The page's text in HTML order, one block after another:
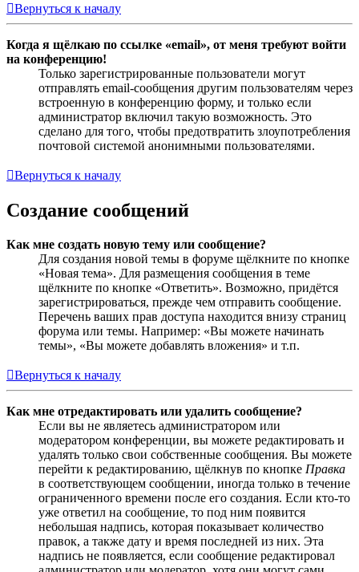
Вернуться к началу
Когда я щёлкаю по ссылке «email», от меня требуют войти
на конференцию!
Только зарегистрированные пользователи могут
отправлять email-сообщения другим пользователям через
встроенную в конференцию форму, и только если
администратор включил такую возможность. Это
сделано для того, чтобы предотвратить злоупотребления
почтовой системой анонимными пользователями.
Вернуться к началу
Создание сообщений
Как мне создать новую тему или сообщение?
Для создания новой темы в форуме щёлкните по кнопке
«Новая тема». Для размещения сообщения в теме
щёлкните по кнопке «Ответить». Возможно, придётся
зарегистрироваться, прежде чем отправить сообщение.
Перечень ваших прав доступа находится внизу страниц
форума или темы. Например: «Вы можете начинать
темы», «Вы можете добавлять вложения» и т.п.
Вернуться к началу
Как мне отредактировать или удалить сообщение?
Если вы не являетесь администратором или
модератором конференции, вы можете редактировать и
удалять только свои собственные сообщения. Вы можете
перейти к редактированию, щёлкнув по кнопке Правка
в соответствующем сообщении, иногда только в течение
ограниченного времени после его создания. Если кто-то
уже ответил на сообщение, то под ним появится
небольшая надпись, которая показывает количество
правок, а также дату и время последней из них. Эта
надпись не появляется, если сообщение редактировал